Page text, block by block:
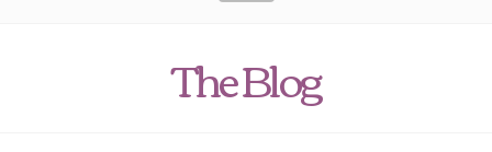
The Blog